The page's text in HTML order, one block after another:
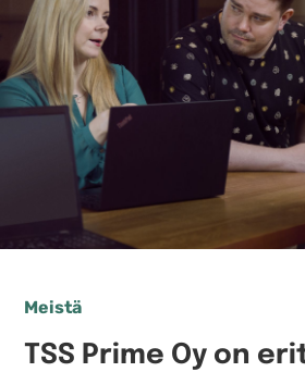
Meistä
TSS Prime Oy on